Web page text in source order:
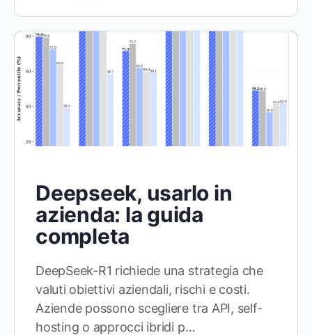
Deepseek, usarlo in
azienda: la guida
completa
DeepSeek-R1 richiede una strategia che
valuti obiettivi aziendali, rischi e costi.
Aziende possono scegliere tra API, self-
hosting o approcci ibridi p…